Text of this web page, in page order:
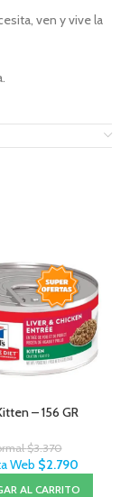
ven y vive la
– 156 GR
$3.370
Web $2.790
AL CARRITO